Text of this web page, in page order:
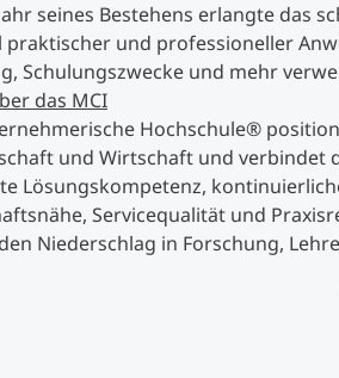
seines Bestehens erlangte das
praktischer und professioneller
Schulungszwecke und mehr
das MCI
Hochschule®
und Wirtschaft und verbindet
Lösungskompetenz,
Servicequalität und
Niederschlag in Forschung,